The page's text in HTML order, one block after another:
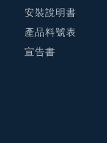
安裝說明書
產品料號表
宣告書